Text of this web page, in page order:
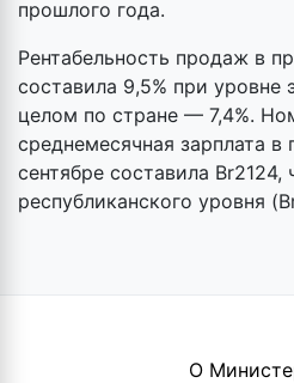
прошлого года.
Рентабельность продаж в
составила 9,5% при уровне
целом по стране — 7,4%.
среднемесячная зарплата
сентябре составила
республиканского уровня
О